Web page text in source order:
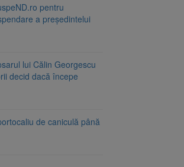
pentru
a președintelui
lui Călin Georgescu
decid dacă începe
de caniculă până